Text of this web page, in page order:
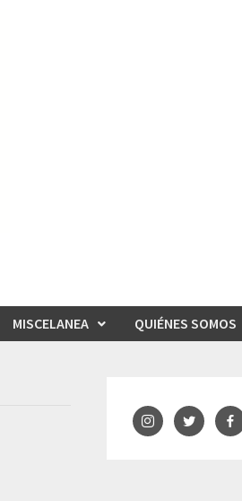
MISCELANEA QUIÉNES SOMOS